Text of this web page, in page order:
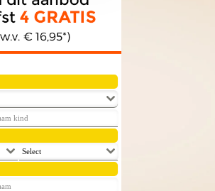
Select